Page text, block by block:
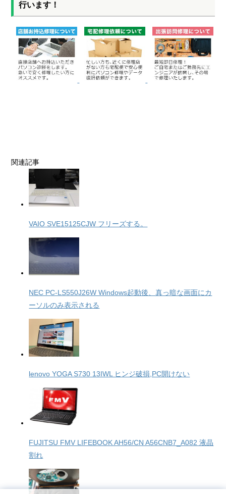
行います！
関連記事
VAIO SVE15125CJW フリーズする。
NEC PC-LS550J26W Windows起動後、真っ暗な画面にカ
ーソルのみ表示される
lenovo YOGA S730 13IWL ヒンジ破損,PC開けない
FUJITSU FMV LIFEBOOK AH56/CN A56CNB7_A082 液晶
割れ